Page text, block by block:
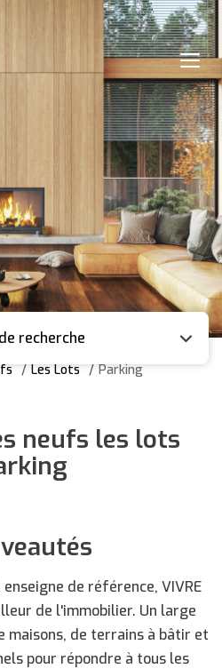
recherche
Les Lots Parking
neufs les lots
de référence, VIVRE
de l'immobilier. Un large
maisons, de terrains à bâtir et
pour répondre à tous les